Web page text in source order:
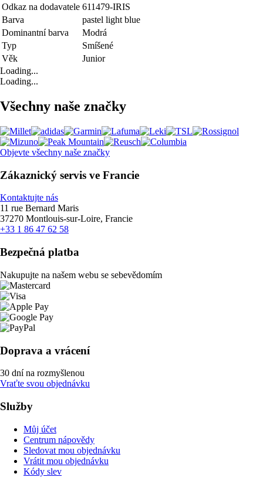
Odkaz na dodavatele 611479-IRIS
Barva
pastel light blue
Dominantní barva
Modrá
Typ
Smíšené
Věk
Junior
Loading...
Loading...
Všechny naše značky
Objevte všechny naše značky
Zákaznický servis ve Francie
Kontaktujte nás
11 rue Bernard Maris
37270 Montlouis-sur-Loire, Francie
+33 1 86 47 62 58
Bezpečná platba
Nakupujte na našem webu se sebevědomím
Doprava a vrácení
30 dní na rozmyšlenou
Vraťte svou objednávku
Služby
Můj účet
Centrum nápovědy
Sledovat mou objednávku
Vrátit mou objednávku
Kódy slev